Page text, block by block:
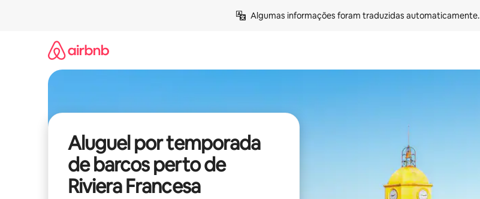
Algumas informações foram traduzidas automaticamente.
Aluguel por temporada
de barcos perto de
Riviera Francesa